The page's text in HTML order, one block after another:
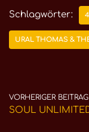
Schlagwörter:
URAL THOMAS &
VORHERIGER BEITRAG
SOUL